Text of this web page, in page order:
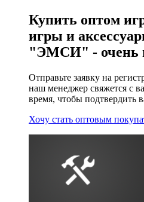
Купить оптом
игры и
"ЭМСИ" - очень
Отправьте заявку на
наш менеджер свяжется с
время, чтобы подтвердить
Хочу стать оптовым